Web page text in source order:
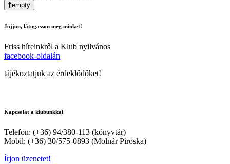
empty
Jöjjön, látogasson meg minket!
Friss híreinkről a Klub nyilvános
facebook-oldalán
tájékoztatjuk az érdeklődőket!
Kapcsolat a klubunkkal
Telefon: (+36) 94/380-113 (könyvtár)
Mobil: (+36) 30/575-0893 (Molnár Piroska)
Írjon üzenetet!